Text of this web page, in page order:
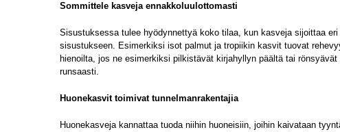
Sommittele kasveja ennakkoluulottomasti
Sisustuksessa tulee hyödynnettyä koko tilaa, kun kasveja sijoittaa
sisustukseen. Esimerkiksi isot palmut ja tropiikin kasvit tuovat
hienoilta, jos ne esimerkiksi pilkistävät kirjahyllyn päältä tai
runsaasti.
Huonekasvit toimivat tunnelmanrakentajia
Huonekasveja kannattaa tuoda niihin huoneisiin, joihin kaivataan